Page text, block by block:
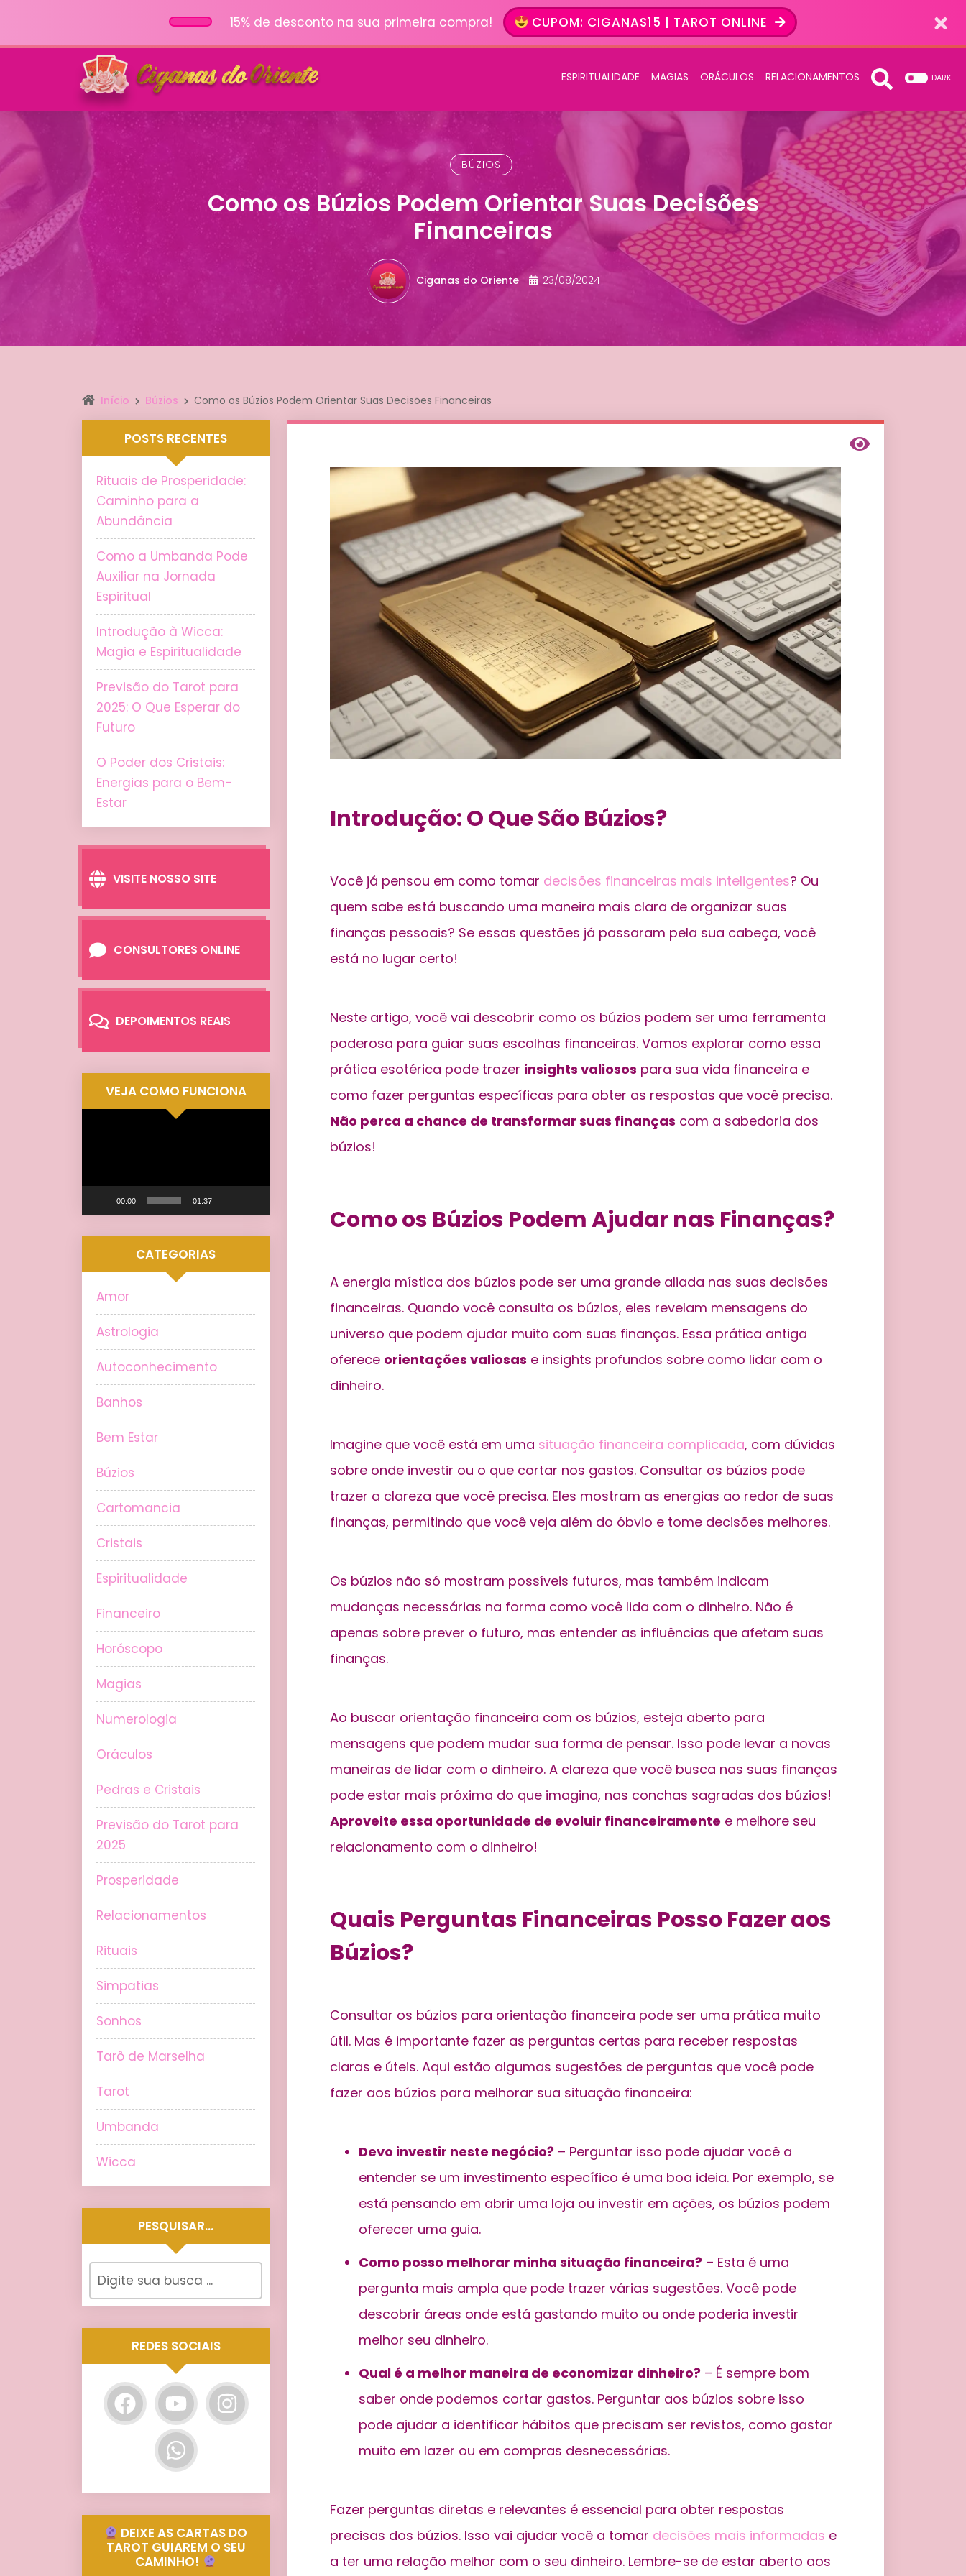
15% de desconto na sua primeira compra! CUPOM: CIGANAS15 | TAROT ONLINE
ESPIRITUALIDADE MAGIAS ORÁCULOS RELACIONAMENTOS DARK
BÚZIOS
Como os Búzios Podem Orientar Suas Decisões
Financeiras
Ciganas do Oriente 23/08/2024
Início Búzios Como os Búzios Podem Orientar Suas Decisões Financeiras
Introdução: O Que São Búzios?
Você já pensou em como tomar decisões financeiras mais inteligentes? Ou
quem sabe está buscando uma maneira mais clara de organizar suas
finanças pessoais? Se essas questões já passaram pela sua cabeça, você
está no lugar certo!
Neste artigo, você vai descobrir como os búzios podem ser uma ferramenta
poderosa para guiar suas escolhas financeiras. Vamos explorar como essa
prática esotérica pode trazer insights valiosos para sua vida financeira e
como fazer perguntas específicas para obter as respostas que você precisa.
Não perca a chance de transformar suas finanças com a sabedoria dos
búzios!
Como os Búzios Podem Ajudar nas Finanças?
A energia mística dos búzios pode ser uma grande aliada nas suas decisões
financeiras. Quando você consulta os búzios, eles revelam mensagens do
universo que podem ajudar muito com suas finanças. Essa prática antiga
oferece orientações valiosas e insights profundos sobre como lidar com o
dinheiro.
Imagine que você está em uma situação financeira complicada, com dúvidas
sobre onde investir ou o que cortar nos gastos. Consultar os búzios pode
trazer a clareza que você precisa. Eles mostram as energias ao redor de suas
finanças, permitindo que você veja além do óbvio e tome decisões melhores.
Os búzios não só mostram possíveis futuros, mas também indicam
mudanças necessárias na forma como você lida com o dinheiro. Não é
apenas sobre prever o futuro, mas entender as influências que afetam suas
finanças.
Ao buscar orientação financeira com os búzios, esteja aberto para
mensagens que podem mudar sua forma de pensar. Isso pode levar a novas
maneiras de lidar com o dinheiro. A clareza que você busca nas suas finanças
pode estar mais próxima do que imagina, nas conchas sagradas dos búzios!
Aproveite essa oportunidade de evoluir financeiramente e melhore seu
relacionamento com o dinheiro!
Quais Perguntas Financeiras Posso Fazer aos
Búzios?
Consultar os búzios para orientação financeira pode ser uma prática muito
útil. Mas é importante fazer as perguntas certas para receber respostas
claras e úteis. Aqui estão algumas sugestões de perguntas que você pode
fazer aos búzios para melhorar sua situação financeira:
Devo investir neste negócio? – Perguntar isso pode ajudar você a
entender se um investimento específico é uma boa ideia. Por exemplo, se
está pensando em abrir uma loja ou investir em ações, os búzios podem
oferecer uma guia.
Como posso melhorar minha situação financeira? – Esta é uma
pergunta mais ampla que pode trazer várias sugestões. Você pode
descobrir áreas onde está gastando muito ou onde poderia investir
melhor seu dinheiro.
Qual é a melhor maneira de economizar dinheiro? – É sempre bom
saber onde podemos cortar gastos. Perguntar aos búzios sobre isso
pode ajudar a identificar hábitos que precisam ser revistos, como gastar
muito em lazer ou em compras desnecessárias.
Fazer perguntas diretas e relevantes é essencial para obter respostas
precisas dos búzios. Isso vai ajudar você a tomar decisões mais informadas e
a ter uma relação melhor com o seu dinheiro. Lembre-se de estar aberto aos
POSTS RECENTES
Rituais de Prosperidade:
Caminho para a
Abundância
Como a Umbanda Pode
Auxiliar na Jornada
Espiritual
Introdução à Wicca:
Magia e Espiritualidade
Previsão do Tarot para
2025: O Que Esperar do
Futuro
O Poder dos Cristais:
Energias para o Bem-
Estar
VISITE NOSSO SITE
CONSULTORES ONLINE
DEPOIMENTOS REAIS
VEJA COMO FUNCIONA
00:00 01:37
CATEGORIAS
Amor
Astrologia
Autoconhecimento
Banhos
Bem Estar
Búzios
Cartomancia
Cristais
Espiritualidade
Financeiro
Horóscopo
Magias
Numerologia
Oráculos
Pedras e Cristais
Previsão do Tarot para
2025
Prosperidade
Relacionamentos
Rituais
Simpatias
Sonhos
Tarô de Marselha
Tarot
Umbanda
Wicca
PESQUISAR…
REDES SOCIAIS
DEIXE AS CARTAS DO
TAROT GUIAREM O SEU
CAMINHO!